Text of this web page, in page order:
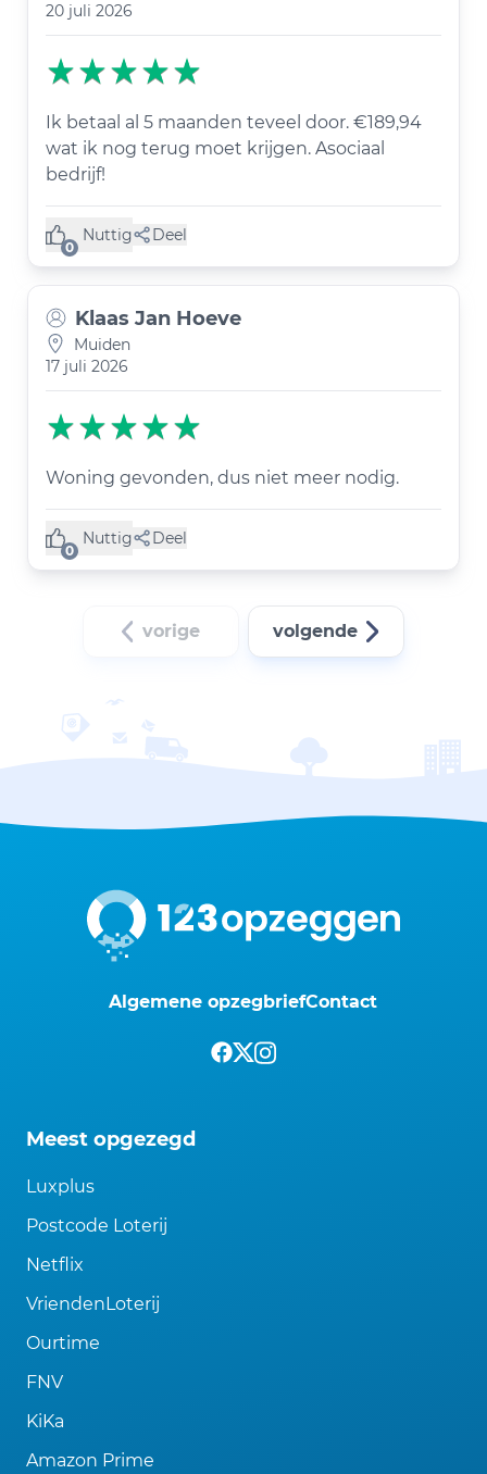
20 juli 2026
Ik betaal al 5 maanden teveel door. €189,94
wat ik nog terug moet krijgen. Asociaal
bedrijf!
0
Nuttig
(0 like) Deel
Klaas Jan Hoeve
Muiden
17 juli 2026
Woning gevonden, dus niet meer nodig.
0
Nuttig
(0 like) Deel
vorige volgende
Algemene opzegbriefContact
Meest opgezegd
Luxplus
Postcode Loterij
Netflix
VriendenLoterij
Ourtime
FNV
KiKa
Amazon Prime